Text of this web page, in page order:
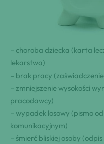
– choroba dziecka (karta
lekarstwa)
– brak pracy
– zmniejszenie wysokości
pracodawcy)
– wypadek losowy (pismo
komunikacyjnym)
– śmierć bliskiej osoby